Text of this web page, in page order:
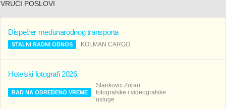
VRUĆI POSLOVI
Dispečer međunarodnog transporta
STALNI RADNI ODNOS KOLMAN CARGO
Hotelski fotografi 2026.
RAD NA ODREĐENO VREME
Stankovic Zoran
fotografske i videografske
usluge